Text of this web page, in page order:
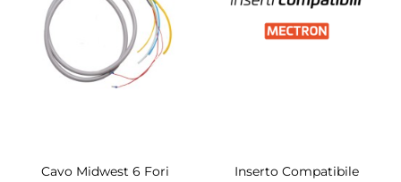
Cavo Midwest 6 Fori
Inserto Compatibile